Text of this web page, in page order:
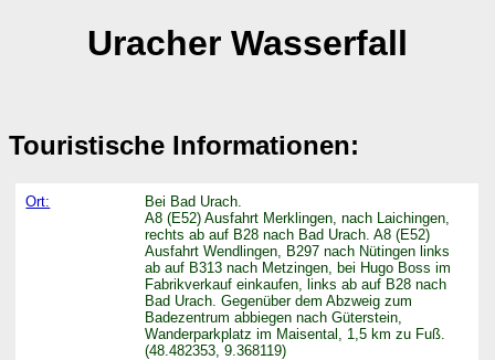
Uracher Wasserfall
Touristische Informationen:
Ort:
Bei Bad Urach.
A8 (E52) Ausfahrt Merklingen, nach Laichingen,
rechts ab auf B28 nach Bad Urach. A8 (E52)
Ausfahrt Wendlingen, B297 nach Nütingen links
ab auf B313 nach Metzingen, bei Hugo Boss im
Fabrikverkauf einkaufen, links ab auf B28 nach
Bad Urach. Gegenüber dem Abzweig zum
Badezentrum abbiegen nach Güterstein,
Wanderparkplatz im Maisental, 1,5 km zu Fuß.
(48.482353, 9.368119)